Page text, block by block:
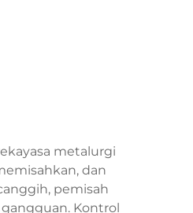
metalurgi
dan
pemisah
Kontrol